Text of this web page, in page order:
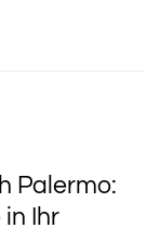
Palermo:
Ihr